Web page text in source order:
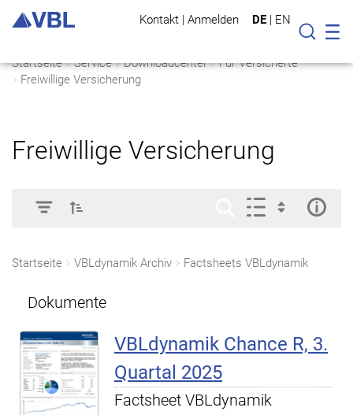
Kontakt | Anmelden DE | EN
Suche
Startseite Service Downloadcenter
Für Versicherte
Freiwillige Versicherung
Freiwillige Versicherung
Startseite VBLdynamik Archiv Factsheets VBLdynamik
Dokumente
VBLdynamik Chance R, 3.
Quartal 2025
Factsheet VBLdynamik